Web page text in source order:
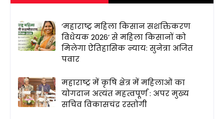
‘महाराष्ट्र महिला किसान सशक्तिकरण
विधेयक 2026’ से महिला किसानों को
मिलेगा ऐतिहासिक न्याय: सुनेत्रा अजित
पवार
महाराष्ट्र में कृषि क्षेत्र में महिलाओं का
योगदान अत्यंत महत्वपूर्ण : अपर मुख्य
सचिव विकासचंद्र रस्तोगी